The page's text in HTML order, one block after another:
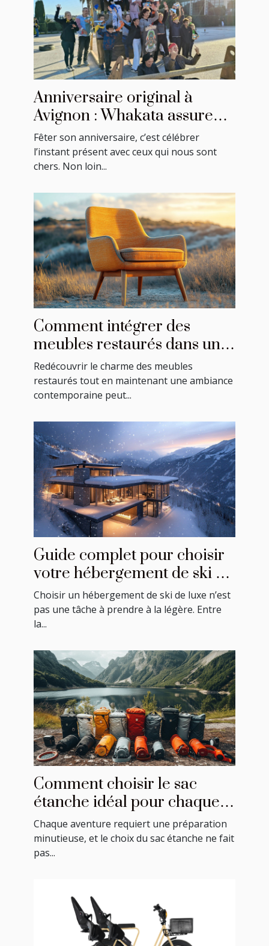
Anniversaire original à
Avignon : Whakata assure
une ambiance festive !
Fêter son anniversaire, c’est célébrer
l’instant présent avec ceux qui nous sont
chers. Non loin...
Comment intégrer des
meubles restaurés dans une
décoration moderne ?
Redécouvrir le charme des meubles
restaurés tout en maintenant une ambiance
contemporaine peut...
Guide complet pour choisir
votre hébergement de ski de
luxe
Choisir un hébergement de ski de luxe n’est
pas une tâche à prendre à la légère. Entre
la...
Comment choisir le sac
étanche idéal pour chaque
activité ?
Chaque aventure requiert une préparation
minutieuse, et le choix du sac étanche ne fait
pas...